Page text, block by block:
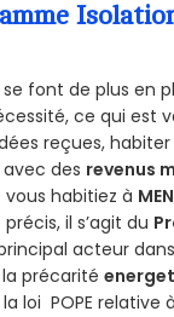
se font de plus en
ce qui est
reçues,
des revenus
habitiez à
il s’agit du
acteur
la précarité
loi POPE